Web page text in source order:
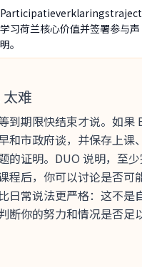
Participatieverklaringstraject
学习荷兰核心价值并签署参与声
明。
难
到期限快结束才说。如果
和市政府谈，并保存上课
的证明。DUO 说明，至
程后，你可以讨论是否可
日常说法更严格：这不是
断你的努力和情况是否足